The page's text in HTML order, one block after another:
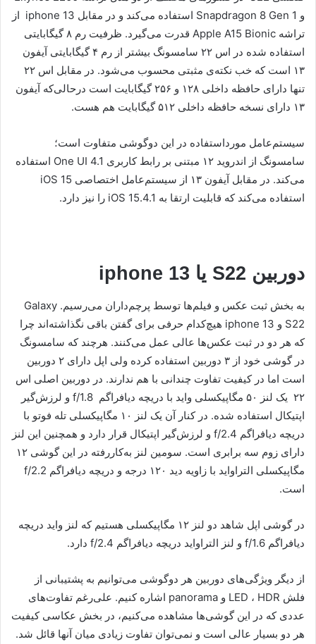
و Snapdragon 8 Gen 1 استفاده می‌کند و در مقابل iphone 13 از
تراشه Apple A15 Bionic قدرت می‌گیرد. ظرفیت رم ۸ گیگابایتی
استفاده شده در اس ۲۲ سامسونگ بیشتر از رم ۴ گیگابایتی آیفون
۱۳ است که خب نکته‌ی مثبتی محسوب می‌شود. در مقابل اس ۲۲
تنها دارای حافظه داخلی ۱۲۸ و ۲۵۶ گیگابایت است درحالی‌که آیفون
۱۳ دارای نسخه حافظه داخلی ۵۱۲ گیگابایت هم هست.
سیستم‌عامل مورداستفاده در این دوگوشی متفاوت است؛
سامسونگ از اندروید ۱۲ مبتنی بر رابط کاربری One UI 4.1 استفاده
می‌کند. در مقابل آیفون ۱۳ از سیستم‌عامل اختصاصی iOS 15
استفاده می‌کند که قابلیت ارتقا به iOS 15.4.1 را نیز دارد.
دوربین S22 یا iphone 13
به بخش ثبت عکس و فیلم‌ها توسط پرچم‌داران می‌رسیم. Galaxy
S22 و iphone 13 هیچ‌کدام حرفی برای گفتن باقی نگذاشته‌اند چرا
که هر دو در ثبت عکس‌ها عالی عمل می‌کنند. هرچند که سامسونگ
در گوشی خود از ۳ دوربین استفاده کرده ولی اپل دارای ۲ دوربین
است اما در کیفیت تفاوت چندانی با هم ندارند. در دوربین اصلی اس
۲۲ یک لنز ۵۰ مگاپیکسلی واید با دریچه دیافراگم f/1.8 و لرزش‌گیر
اپتیکال استفاده شده. در کنار آن یک لنز ۱۰ مگاپیکسلی تله فوتو با
دریچه دیافراگم f/2.4 و لرزش‌گیر اپتیکال قرار دارد و همچنین این لنز
دارای زوم سه برابری است. سومین لنز به‌کاررفته در این گوشی ۱۲
مگاپیکسلی التراواید با زاویه دید ۱۲۰ درجه و دریچه دیافراگم f/2.2
است.
در گوشی اپل شاهد دو لنز ۱۲ مگاپیکسلی هستیم که لنز واید دریچه
دیافراگم f/1.6 و لنز التراواید دریچه دیافراگم f/2.4 دارد.
از دیگر ویژگی‌های دوربین هر دوگوشی می‌توانیم به پشتیبانی از
فلش LED ، HDR و panorama اشاره کنیم. علی‌رغم تفاوت‌های
عددی که در این گوشی‌ها مشاهده می‌کنیم، در بخش عکاسی کیفیت
هر دو بسیار عالی است و نمی‌توان تفاوت زیادی میان آنها قائل شد.